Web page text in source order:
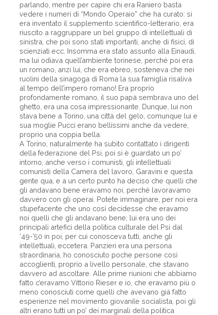
parlando, mentre per capire chi era Raniero basta
vedere i numeri di “Mondo Operaio” che ha curato: si
era inventato il supplemento scientifico-letterario, era
riuscito a raggruppare un bel gruppo di intellettuali di
sinistra, che poi sono stati importanti, anche di fisici, di
scienziati ecc. Insomma era stato assunto alla Einaudi,
ma lui odiava quell’ambiente torinese, perché poi era
un romano, anzi lui, che era ebreo, sosteneva che nei
ruolini della sinagoga di Roma la sua famiglia risaliva
al tempo dell’impero romano! Era proprio
profondamente romano, il suo papà sembrava uno del
ghetto, era una cosa impressionante. Dunque, lui non
stava bene a Torino, una città del gelo, comunque lui e
sua moglie Pucci erano bellissimi anche da vedere,
proprio una coppia bella.
A Torino, naturalmente ha subito contattato i dirigenti
della federazione del Psi, poi si è guardato un po’
intorno, anche verso i comunisti, gli intellettuali
comunisti della Camera del lavoro, Garavini e questa
gente qua, e a un certo punto ha deciso che quelli che
gli andavano bene eravamo noi, perché lavoravamo
davvero con gli operai. Potete immaginare, per noi era
stupefacente che uno così decidesse che eravamo
noi quelli che gli andavano bene; lui era uno dei
principali artefici della politica culturale del Psi dal
’49-’50 in poi, per cui conosceva tutti, anche gli
intellettuali, eccetera. Panzieri era una persona
straordinaria, ho conosciuto poche persone così
accoglienti, proprio a livello personale, che stavano
davvero ad ascoltare. Alle prime riunioni che abbiamo
fatto c’eravamo Vittorio Rieser e io, che eravamo più o
meno conosciuti come quelli che avevano già fatto
esperienze nel movimento giovanile socialista, poi gli
altri erano tutti un po’ dei marginali della politica